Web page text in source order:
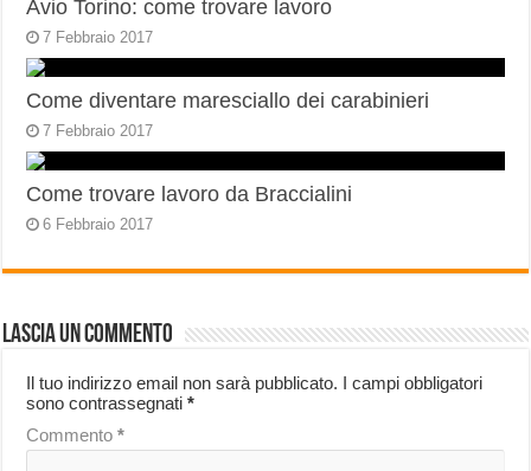
Avio Torino: come trovare lavoro
7 Febbraio 2017
Come diventare maresciallo dei carabinieri
7 Febbraio 2017
Come trovare lavoro da Braccialini
6 Febbraio 2017
Lascia un commento
Il tuo indirizzo email non sarà pubblicato. I campi obbligatori
sono contrassegnati*
Commento*